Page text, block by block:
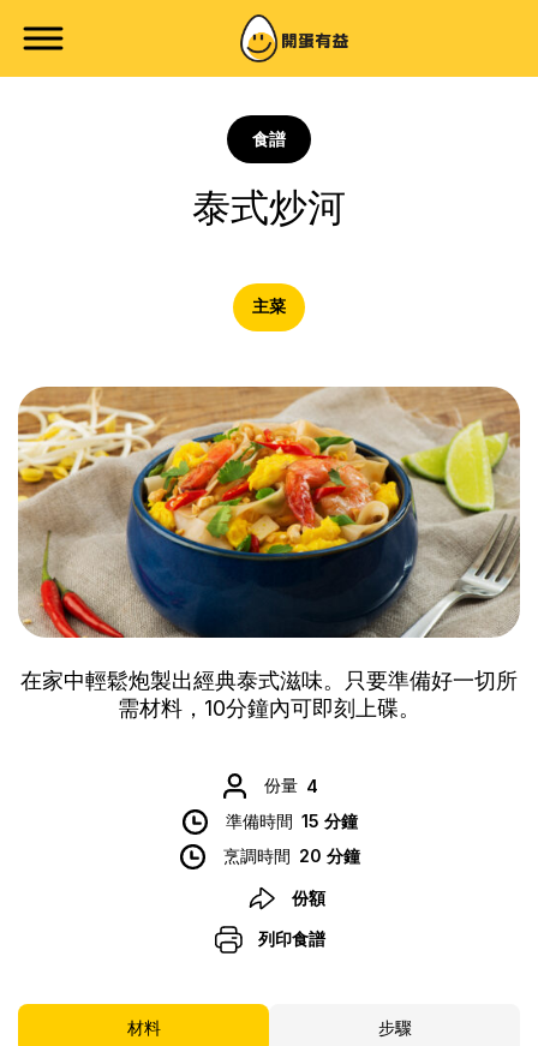
食譜
泰式炒河
主菜
在家中輕鬆炮製出經典泰式滋味。只要準備好一切所
需材料，10分鐘內可即刻上碟。
份量 4
準備時間 15 分鐘
烹調時間 20 分鐘
份額
列印食譜
材料 步驟